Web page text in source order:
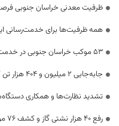
ظرفیت معدنی خراسان جنوبی
همه ظرفیت‌ها برای خدمت‌رسانی
53 موکب خراسان جنوبی در خدمت زائران اربعین
جابه‌جایی 2 میلیون و 404 هزار تن کالا از خراسان جنوبی به سراسر کشور
تشدید نظارت‌ها و همکاری
رفع 40 هزار نشتی گاز و کشف 76 مورد سرقت گاز در چهار ماهه نخست سال